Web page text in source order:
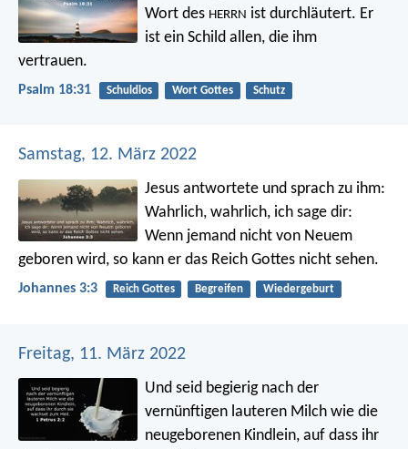
Wort des HERRN ist durchläutert. Er
ist ein Schild allen, die ihm
vertrauen.
Psalm 18:31 Schuldlos Wort Gottes Schutz
Samstag, 12. März 2022
Jesus antwortete und sprach zu ihm:
Wahrlich, wahrlich, ich sage dir:
Wenn jemand nicht von Neuem
geboren wird, so kann er das Reich Gottes nicht sehen.
Johannes 3:3 Reich Gottes Begreifen Wiedergeburt
Freitag, 11. März 2022
Und seid begierig nach der
vernünftigen lauteren Milch wie die
neugeborenen Kindlein, auf dass ihr